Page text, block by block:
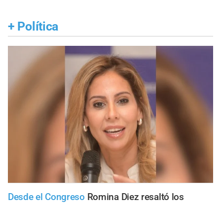
+ Política
Desde el Congreso Romina Diez resaltó los